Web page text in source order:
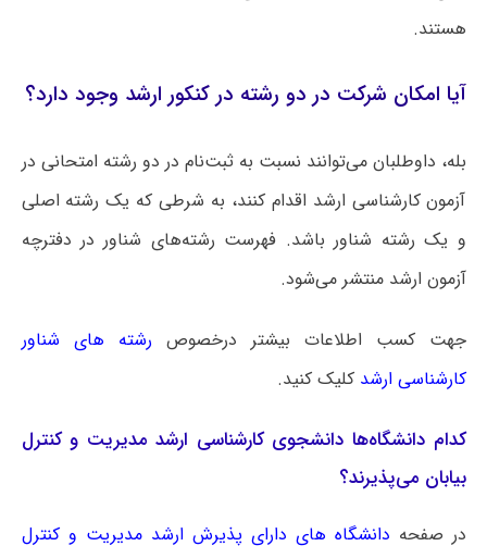
هستند.
آیا امکان شرکت در دو رشته در کنکور ارشد وجود دارد؟
بله، داوطلبان می‌توانند نسبت به ثبت‌نام در دو رشته امتحانی در
آزمون کارشناسی ارشد اقدام کنند، به شرطی که یک رشته اصلی
و یک رشته شناور باشد. فهرست رشته‌های شناور در دفترچه
آزمون ارشد منتشر می‌شود.
جهت کسب اطلاعات بیشتر درخصوص رشته های شناور
کارشناسی ارشد کلیک کنید.
کدام دانشگاه‌ها دانشجوی کارشناسی ارشد مدیریت و کنترل
بیابان می‌پذیرند؟
در صفحه دانشگاه های دارای پذیرش ارشد مدیریت و کنترل